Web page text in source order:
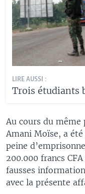
LIRE AUSSI :
Trois étudiants
Au cours du même
Amani Moïse, a
peine
200.000 francs
fausses
avec la présente